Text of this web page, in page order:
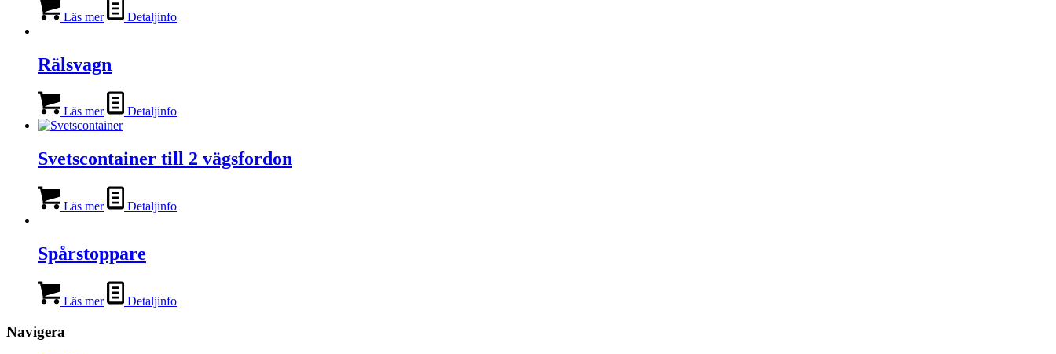
på
produktsidan
Läs mer Detaljinfo
Rälsvagn
Läs mer Detaljinfo
Svetscontainer till 2 vägsfordon
Läs mer Detaljinfo
Spårstoppare
Läs mer Detaljinfo
Navigera